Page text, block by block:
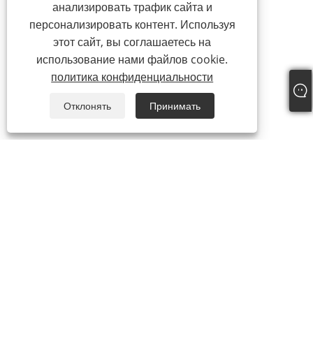
анализировать трафик сайта и
персонализировать контент. Используя
этот сайт, вы соглашаетесь на
использование нами файлов cookie.
политика конфиденциальности
Отклонять Принимать